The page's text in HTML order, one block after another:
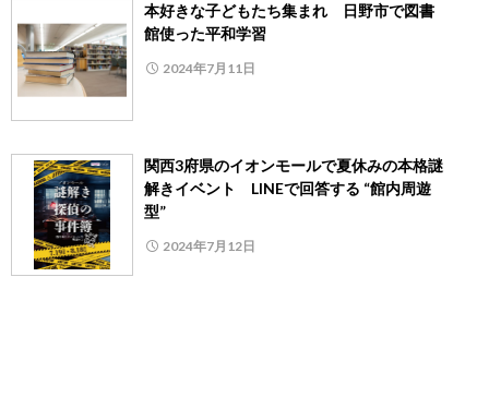
本好きな子どもたち集まれ 日野市で図書
館使った平和学習
2024年7月11日
関西3府県のイオンモールで夏休みの本格謎
解きイベント LINEで回答する “館内周遊
型”
2024年7月12日